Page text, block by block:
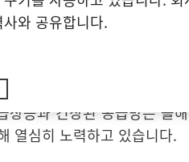
고2021년 회계연도의 하반
비와 산업 생산에 어떤 영
상승과 긴장된 공급망은 올
열심히 노력하고 있습니다.
와 공유합니다.